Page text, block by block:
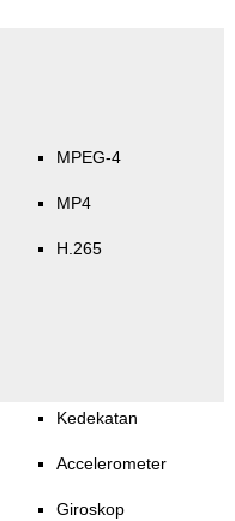
MPEG-4
MP4
H.265
Kedekatan
Accelerometer
Giroskop